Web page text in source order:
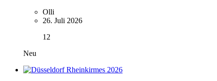
Olli
26. Juli 2026
12
Neu